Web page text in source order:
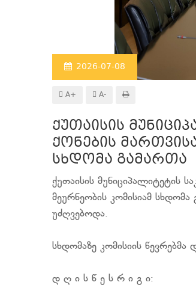
2026-07-08
A+ A-
ქუთაისის
ქონების
სხდომა გამართა
ქუთაისის მუნიციპალიტეტის
მეურნეობის კომისიამ
უძღვებოდა.
სხდომაზე კომისიის
დ ღ ი ს წ ე ს რ ი გ ი: